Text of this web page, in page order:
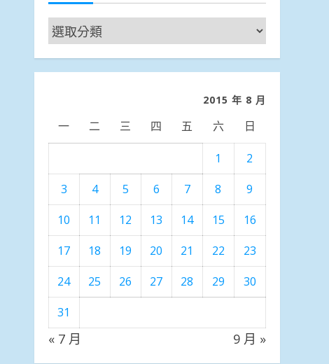
新
聞
分
2015 年 8 月
一 二 三 四 五 六 日
1
2
3
4 5 6 7 8
9
10
11 12 13 14 15
16
17
18 19 20 21 22
23
24
25 26 27 28 29
30
31
« 7 月 9 月 »